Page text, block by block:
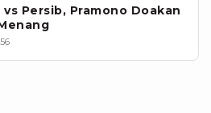
Persib, Pramono Doakan